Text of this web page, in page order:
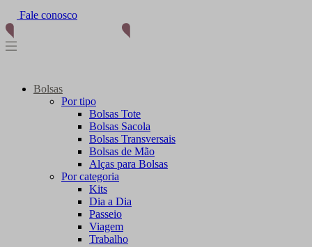
Fale conosco
Bolsas
Por tipo
Bolsas Tote
Bolsas Sacola
Bolsas Transversais
Bolsas de Mão
Alças para Bolsas
Por categoria
Kits
Dia a Dia
Passeio
Viagem
Trabalho